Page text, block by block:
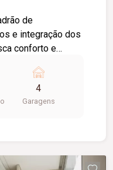
de
e integração dos
conforto e
e ar-
com closet; 02
funcional; Área
privativo com
4
Garagens